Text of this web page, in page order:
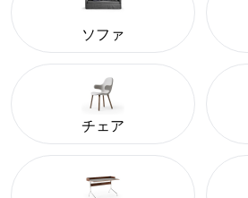
ソファ
チェア